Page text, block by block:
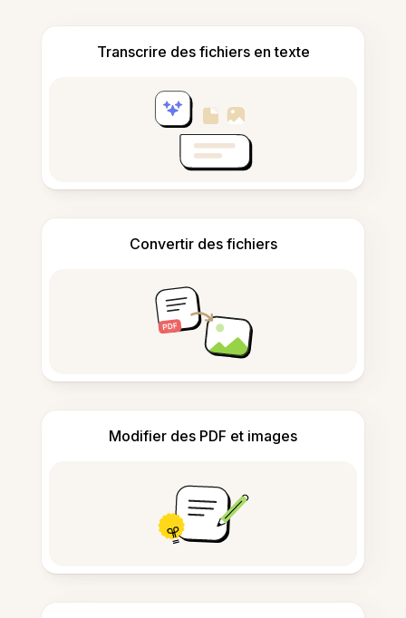
Transcrire des fichiers en texte
Convertir des fichiers
Modifier des PDF et images